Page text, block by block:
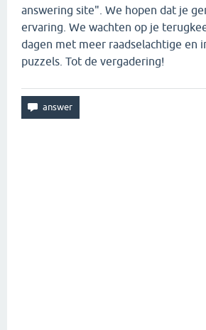
answering site". We hopen dat je
ervaring. We wachten op je
dagen met meer raadselachtige en
puzzels. Tot de vergadering!